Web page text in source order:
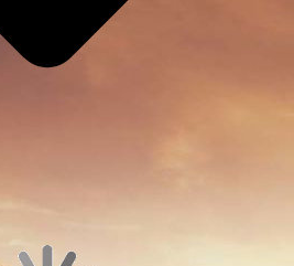
finden Sie uns